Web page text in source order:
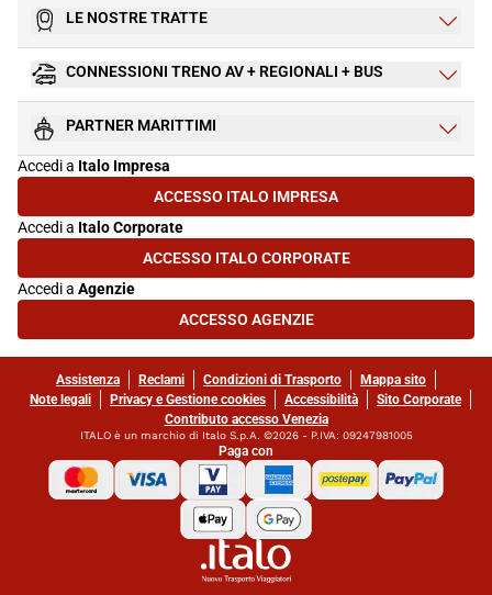
LE NOSTRE TRATTE
CONNESSIONI TRENO AV + REGIONALI + BUS
PARTNER MARITTIMI
Accedi a Italo Impresa
ACCESSO ITALO IMPRESA(SI APRE IN UNA NUOVA SCHEDA)
Accedi a Italo Corporate
ACCESSO ITALO CORPORATE(SI APRE IN UNA NUOVA SCHEDA)
Accedi a Agenzie
ACCESSO AGENZIE(SI APRE IN UNA NUOVA SCHEDA)
Assistenza Reclami Condizioni di Trasporto
Mappa sito
Note legali
Privacy e Gestione cookies Accessibilità
Sito Corporate
Contributo accesso Venezia
ITALO è un marchio di Italo S.p.A. ©2026 - P.IVA: 09247981005
Paga con